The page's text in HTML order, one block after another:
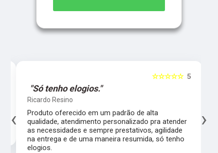
5
☆☆☆☆☆
"Só tenho elogios."
Ricardo Resino
Produto oferecido em um padrão de alta
qualidade, atendimento personalizado pra atender
as necessidades e sempre prestativos, agilidade
na entrega e de uma maneira resumida, só tenho
elogios.
‹ ›